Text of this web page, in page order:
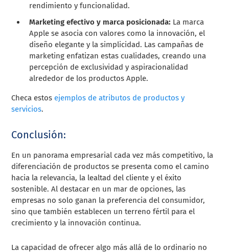
rendimiento y funcionalidad.
Marketing efectivo y marca posicionada: La marca
Apple se asocia con valores como la innovación, el
diseño elegante y la simplicidad. Las campañas de
marketing enfatizan estas cualidades, creando una
percepción de exclusividad y aspiracionalidad
alrededor de los productos Apple.
Checa estos ejemplos de atributos de productos y
servicios.
Conclusión:
En un panorama empresarial cada vez más competitivo, la
diferenciación de productos se presenta como el camino
hacia la relevancia, la lealtad del cliente y el éxito
sostenible. Al destacar en un mar de opciones, las
empresas no solo ganan la preferencia del consumidor,
sino que también establecen un terreno fértil para el
crecimiento y la innovación continua.
La capacidad de ofrecer algo más allá de lo ordinario no